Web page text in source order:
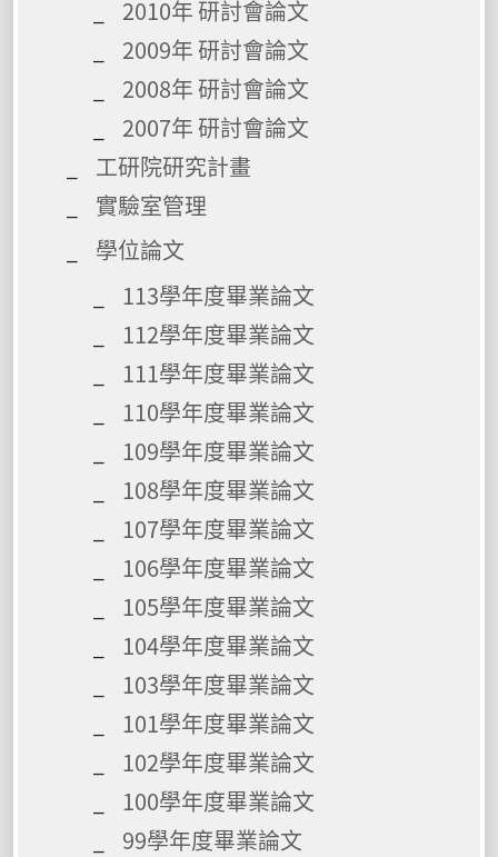
2010年 研討會論文
2009年 研討會論文
2008年 研討會論文
2007年 研討會論文
工研院研究計畫
實驗室管理
學位論文
113學年度畢業論文
112學年度畢業論文
111學年度畢業論文
110學年度畢業論文
109學年度畢業論文
108學年度畢業論文
107學年度畢業論文
106學年度畢業論文
105學年度畢業論文
104學年度畢業論文
103學年度畢業論文
101學年度畢業論文
102學年度畢業論文
100學年度畢業論文
99學年度畢業論文